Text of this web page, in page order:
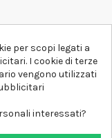
importante.
di una felpa
D-SHIRTha
per scopi legati a
I cookie di terze
vengono utilizzati
interessati?